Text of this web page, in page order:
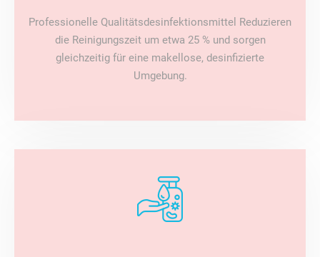
Professionelle Qualitätsdesinfektionsmittel Reduzieren
die Reinigungszeit um etwa 25 % und sorgen
gleichzeitig für eine makellose, desinfizierte
Umgebung.